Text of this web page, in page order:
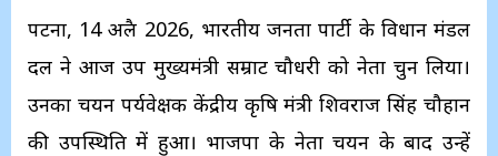
पटना, 14 अप्रैल 2026, भारतीय जनता पार्टी के विधान मंडल
दल ने आज उप मुख्यमंत्री सम्राट चौधरी को नेता चुन लिया।
उनका चयन पर्यवेक्षक केंद्रीय कृषि मंत्री शिवराज सिंह चौहान
की उपस्थिति में हुआ। भाजपा के नेता चयन के बाद उन्हें